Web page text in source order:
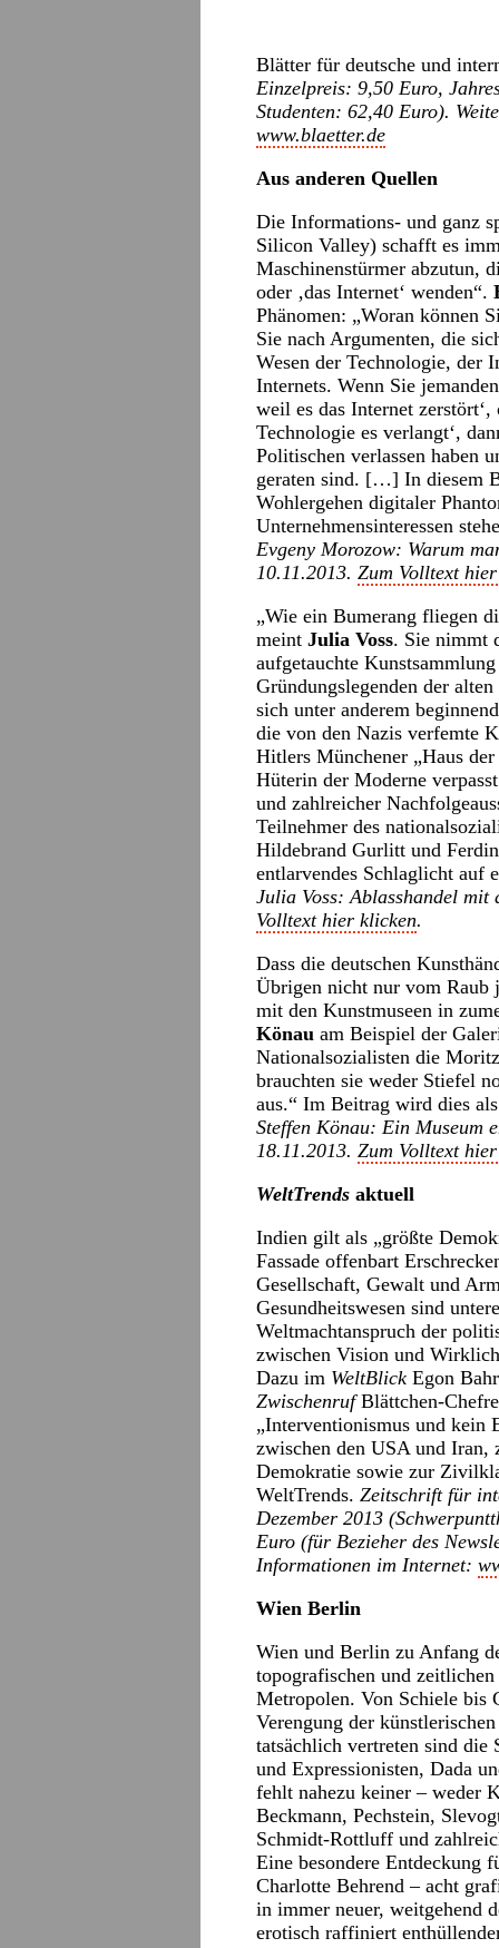
Blätter für deutsche und
Einzelpreis: 9,50 Euro,
Studenten: 62,40 Euro).
www.blaetter.de
Aus anderen Quellen
Die Informations- und ganz
Silicon Valley) schafft es
Maschinenstürmer abzutun,
oder ‚das Internet‘ wenden“.
Phänomen: „Woran können
Sie nach Argumenten, die
Wesen der Technologie, der
Internets. Wenn Sie
weil es das Internet
Technologie es verlangt‘,
Politischen verlassen haben
geraten sind. […] In diesem
Wohlergehen digitaler
Unternehmensinteressen
Evgeny Morozow: Warum
10.11.2013. Zum Volltext
„Wie ein Bumerang fliegen
meint Julia Voss. Sie nimmt
aufgetauchte
Gründungslegenden der
sich unter anderem
die von den Nazis verfemte
Hitlers Münchener „Haus
Hüterin der Moderne
und zahlreicher
Teilnehmer des
Hildebrand Gurlitt und
entlarvendes Schlaglicht auf
Julia Voss: Ablasshandel mit
Volltext hier klicken.
Dass die deutschen
Übrigen nicht nur vom Raub
mit den Kunstmuseen in
Könau am Beispiel der
Nationalsozialisten die
brauchten sie weder Stiefel
aus.“ Im Beitrag wird dies
Steffen Könau: Ein Museum
18.11.2013. Zum Volltext
WeltTrends aktuell
Indien gilt als „größte
Fassade offenbart
Gesellschaft, Gewalt und
Gesundheitswesen sind
Weltmachtanspruch der
zwischen Vision und
Dazu im WeltBlick Egon
ZwischenrufBlättchen-
„Interventionismus und kein
zwischen den USA und Iran,
Demokratie sowie zur
WeltTrends. Zeitschrift für
Dezember 2013
Euro (für Bezieher des
Informationen im Internet:
Wien Berlin
Wien und Berlin zu Anfang
topografischen und
Metropolen. Von Schiele bis
Verengung der
tatsächlich vertreten sind die
und Expressionisten, Dada
fehlt nahezu keiner – weder
Beckmann, Pechstein,
Schmidt-Rottluff und
Eine besondere Entdeckung
Charlotte Behrend – acht
in immer neuer, weitgehend
erotisch raffiniert